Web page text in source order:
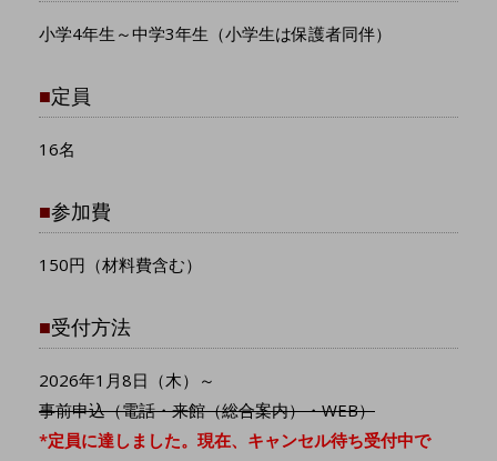
小学4年生～中学3年生（小学生は保護者同伴）
■定員
16名
■参加費
150円（材料費含む）
■受付方法
2026年1月8日（木）～
事前申込（電話・来館（総合案内）・WEB）
*定員に達しました。現在、キャンセル待ち受付中で